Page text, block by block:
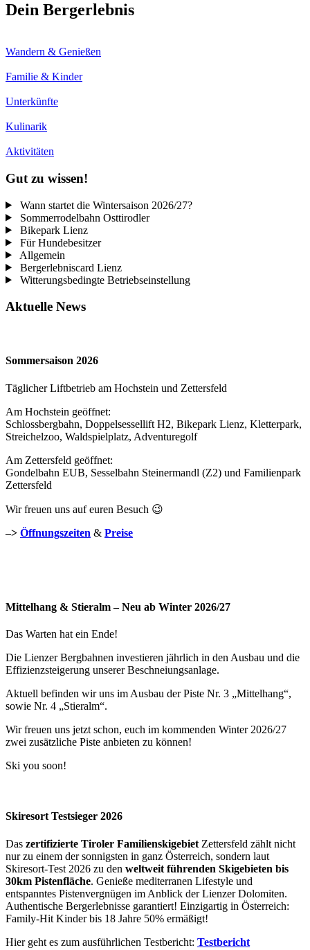
Dein Bergerlebnis
Wandern & Genießen
Familie & Kinder
Unterkünfte
Kulinarik
Aktivitäten
Gut zu wissen!
Wann startet die Wintersaison 2026/27?
Sommerrodelbahn Osttirodler
Bikepark Lienz
Für Hundebesitzer
Allgemein
Bergerlebniscard Lienz
Witterungsbedingte Betriebseinstellung
Aktuelle News
Sommersaison 2026
Täglicher Liftbetrieb am Hochstein und Zettersfeld
Am Hochstein geöffnet:
Schlossbergbahn, Doppelsessellift H2, Bikepark Lienz, Kletterpark,
Streichelzoo, Waldspielplatz, Adventuregolf
Am Zettersfeld geöffnet:
Gondelbahn EUB, Sesselbahn Steinermandl (Z2) und Familienpark
Zettersfeld
Wir freuen uns auf euren Besuch 😉
–> Öffnungszeiten & Preise
Mittelhang & Stieralm – Neu ab Winter 2026/27
Das Warten hat ein Ende!
Die Lienzer Bergbahnen investieren jährlich in den Ausbau und die
Effizienzsteigerung unserer Beschneiungsanlage.
Aktuell befinden wir uns im Ausbau der Piste Nr. 3 „Mittelhang“,
sowie Nr. 4 „Stieralm“.
Wir freuen uns jetzt schon, euch im kommenden Winter 2026/27
zwei zusätzliche Piste anbieten zu können!
Ski you soon!
Skiresort Testsieger 2026
Das zertifizierte Tiroler Familienskigebiet Zettersfeld zählt nicht
nur zu einem der sonnigsten in ganz Österreich, sondern laut
Skiresort-Test 2026 zu den weltweit führenden Skigebieten bis
30km Pistenfläche. Genieße mediterranen Lifestyle und
entspanntes Pistenvergnügen im Anblick der Lienzer Dolomiten.
Authentische Bergerlebnisse garantiert! Einzigartig in Österreich:
Family-Hit Kinder bis 18 Jahre 50% ermäßigt!
Hier geht es zum ausführlichen Testbericht: Testbericht